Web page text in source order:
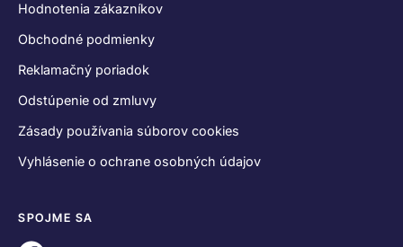
Hodnotenia zákazníkov
Obchodné podmienky
Reklamačný poriadok
Odstúpenie od zmluvy
Zásady používania súborov cookies
Vyhlásenie o ochrane osobných údajov
SPOJME SA